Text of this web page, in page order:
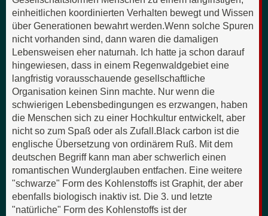
einheitlichen koordinierten Verhalten bewegt und Wissen
über Generationen bewahrt werden.Wenn solche Spuren
nicht vorhanden sind, dann waren die damaligen
Lebensweisen eher naturnah. Ich hatte ja schon darauf
hingewiesen, dass in einem Regenwaldgebiet eine
langfristig vorausschauende gesellschaftliche
Organisation keinen Sinn machte. Nur wenn die
schwierigen Lebensbedingungen es erzwangen, haben
die Menschen sich zu einer Hochkultur entwickelt, aber
nicht so zum Spaß oder als Zufall.Black carbon ist die
englische Übersetzung von ordinärem Ruß. Mit dem
deutschen Begriff kann man aber schwerlich einen
romantischen Wunderglauben entfachen. Eine weitere
"schwarze" Form des Kohlenstoffs ist Graphit, der aber
ebenfalls biologisch inaktiv ist. Die 3. und letzte
"natürliche" Form des Kohlenstoffs ist der